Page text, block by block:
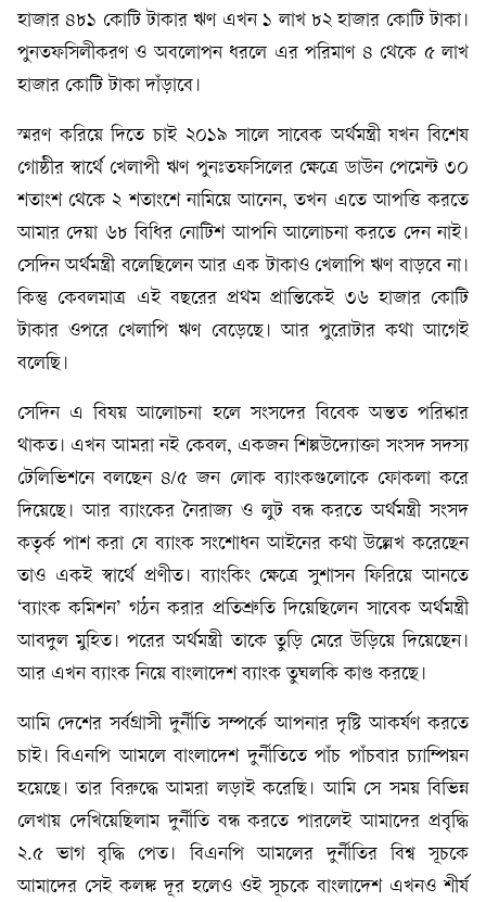
হাজার ৪৮১ কোটি টাকার ঋণ এখন ১ লাখ ৮২ হাজার কোটি টাকা।
পুনতফসিলীকরণ ও অবলোপন ধরলে এর পরিমাণ ৪ থেকে ৫ লাখ
হাজার কোটি টাকা দাঁড়াবে।
স্মরণ করিয়ে দিতে চাই ২০১৯ সালে সাবেক অর্থমন্ত্রী যখন বিশেষ
গোষ্ঠীর স্বার্থে খেলাপী ঋণ পুনঃতফসিলের ক্ষেত্রে ডাউন পেমেন্ট ৩০
শতাংশ থেকে ২ শতাংশে নামিয়ে আনেন, তখন এতে আপত্তি করতে
আমার দেয়া ৬৮ বিধির নোটিশ আপনি আলোচনা করতে দেন নাই।
সেদিন অর্থমন্ত্রী বলেছিলেন আর এক টাকাও খেলাপি ঋণ বাড়বে না।
কিন্তু কেবলমাত্র এই বছরের প্রথম প্রান্তিকেই ৩৬ হাজার কোটি
টাকার ওপরে খেলাপি ঋণ বেড়েছে। আর পুরোটার কথা আগেই
বলেছি।
সেদিন এ বিষয় আলোচনা হলে সংসদের বিবেক অন্তত পরিষ্কার
থাকত। এখন আমরা নই কেবল, একজন শিল্পউদ্যোক্তা সংসদ সদস্য
টেলিভিশনে বলছেন ৪/৫ জন লোক ব্যাংকগুলোকে ফোকলা করে
দিয়েছে। আর ব্যাংকের নৈরাজ্য ও লুট বন্ধ করতে অর্থমন্ত্রী সংসদ
কতৃর্ক পাশ করা যে ব্যাংক সংশোধন আইনের কথা উল্লেখ করেছেন
তাও একই স্বার্থে প্রণীত। ব্যাংকিং ক্ষেত্রে সুশাসন ফিরিয়ে আনতে
‘ব্যাংক কমিশন’ গঠন করার প্রতিশ্রুতি দিয়েছিলেন সাবেক অর্থমন্ত্রী
আবদুল মুহিত। পরের অর্থমন্ত্রী তাকে তুড়ি মেরে উড়িয়ে দিয়েছেন।
আর এখন ব্যাংক নিয়ে বাংলাদেশ ব্যাংক তুঘলকি কাণ্ড করছে।
আমি দেশের সর্বগ্রাসী দুর্নীতি সম্পর্কে আপনার দৃষ্টি আকর্ষণ করতে
চাই। বিএনপি আমলে বাংলাদেশ দুর্নীতিতে পাঁচ পাঁচবার চ্যাম্পিয়ন
হয়েছে। তার বিরুদ্ধে আমরা লড়াই করেছি। আমি সে সময় বিভিন্ন
লেখায় দেখিয়েছিলাম দুর্নীতি বন্ধ করতে পারলেই আমাদের প্রবৃদ্ধি
২.৫ ভাগ বৃদ্ধি পেত। বিএনপি আমলের দুর্নীতির বিশ্ব সূচকে
আমাদের সেই কলঙ্ক দূর হলেও ওই সূচকে বাংলাদেশ এখনও শীর্ষ